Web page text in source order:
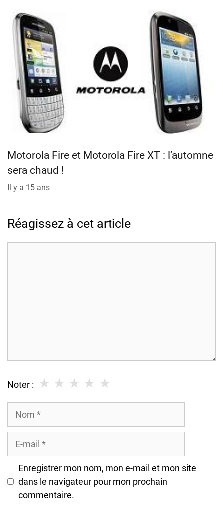
Motorola Fire et Motorola Fire XT : l’automne
sera chaud !
Il y a 15 ans
Réagissez à cet article
Noter : ★
★
★
★
★
Nom
Enregistrer mon nom, mon e-mail et mon site
dans le navigateur pour mon prochain
commentaire.